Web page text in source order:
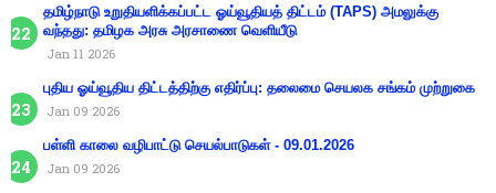
தமிழ்நாடு உறுதியளிக்கப்பட்ட ஓய்வூதியத் திட்டம் (TAPS) அமலுக்கு
வந்தது: தமிழக அரசு அரசாணை வெளியீடு
Jan 11 2026
புதிய ஓய்வூதிய திட்டத்திற்கு எதிர்ப்பு: தலைமை செயலக சங்கம் முற்றுகை
Jan 09 2026
பள்ளி காலை வழிபாட்டு செயல்பாடுகள் - 09.01.2026
Jan 09 2026